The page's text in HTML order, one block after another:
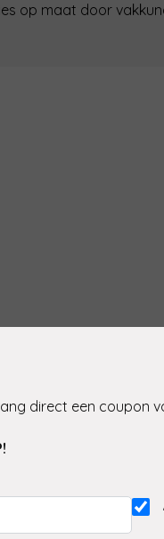
op maat door
direct een coupon